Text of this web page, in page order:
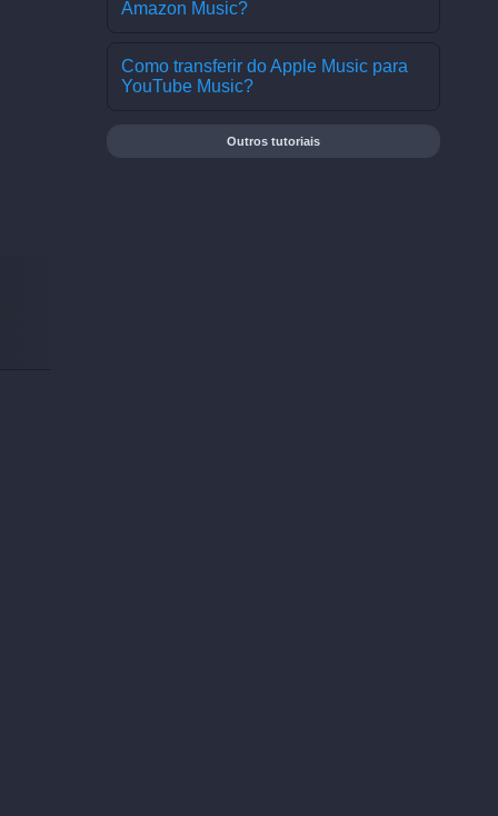
Amazon Music?
Como transferir do Apple Music para
YouTube Music?
Outros tutoriais